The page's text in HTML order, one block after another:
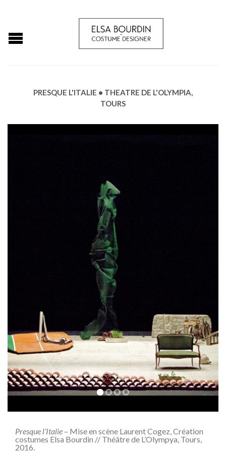
PRESQUE L'ITALIE • THEATRE DE L'OLYMPIA,
TOURS
Presque l’Italie – Mise en scène Laurent Cogez, Création
costumes Elsa Bourdin // Théâtre de L’Olympya, Tours,
2016.